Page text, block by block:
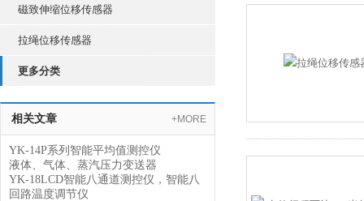
磁致伸缩位移传感器
拉绳位移传感器
更多分类
相关文章 +MORE
YK-14P系列智能平均值测控仪
液体、气体、蒸汽压力变送器
YK-18LCD智能八通道测控仪，智能八
回路温度调节仪